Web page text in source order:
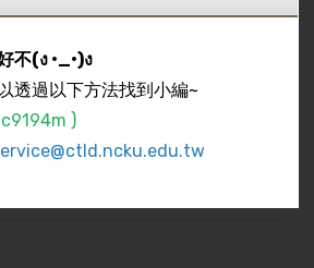
不(ง •_•)ง
透過以下方法找到小編~
)
善用股票、ETF、基金、外匯、保險
投資理財的探討，亦兼併學生個人的
能擁有掌握時局的 能力，提升自我